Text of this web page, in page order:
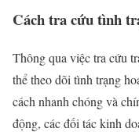
Cách tra cứu tình
Thông qua việc tra cứu
thể theo dõi tình trạng
cách nhanh chóng và
động, các đối tác kinh